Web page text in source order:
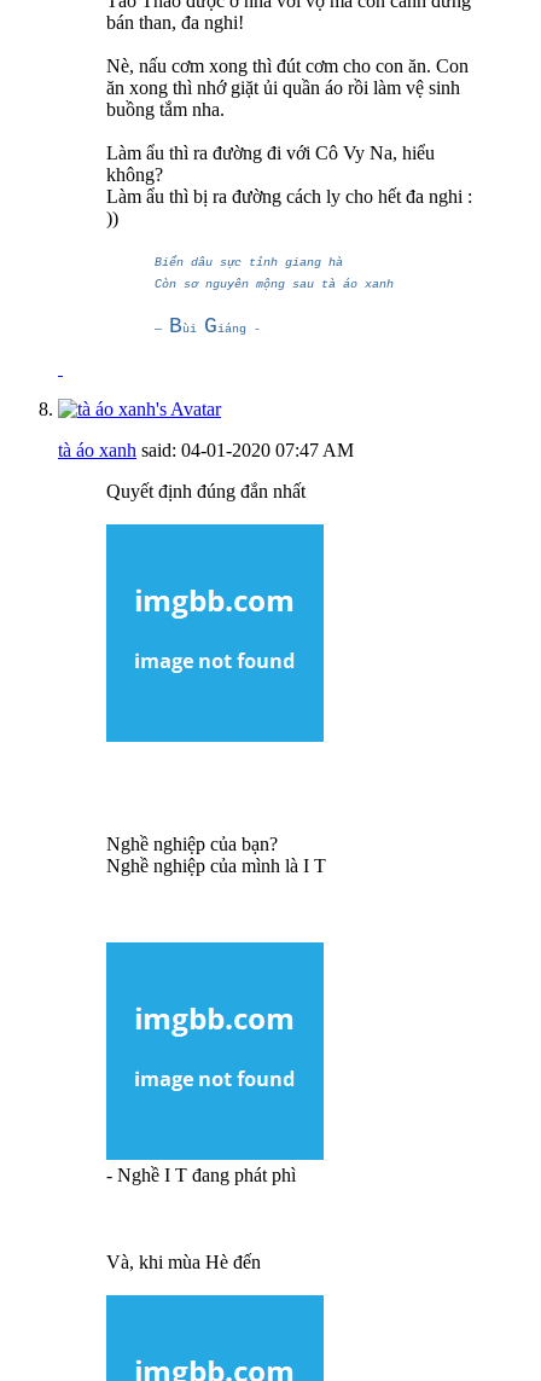
bán than, đa nghi!
Nè, nấu cơm xong thì đút cơm cho con ăn. Con
ăn xong thì nhớ giặt ủi quần áo rồi làm vệ sinh
buồng tắm nha.
Làm ẩu thì ra đường đi với Cô Vy Na, hiểu
không?
Làm ẩu thì bị ra đường cách ly cho hết đa nghi :
))
Biển dâu sực tỉnh giang hà
Còn sơ nguyên mộng sau tà áo xanh
― Bùi Giáng -
tà áo xanh said: 04-01-2020 07:47 AM
Quyết định đúng đắn nhất
Nghề nghiệp của bạn?
Nghề nghiệp của mình là I T
- Nghề I T đang phát phì
Và, khi mùa Hè đến